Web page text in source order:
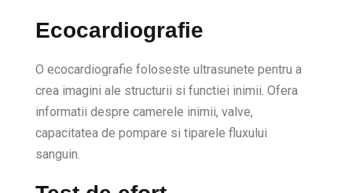
Ecocardiografie
O ecocardiografie foloseste ultrasunete pentru a
crea imagini ale structurii si functiei inimii. Ofera
informatii despre camerele inimii, valve,
capacitatea de pompare si tiparele fluxului
sanguin.